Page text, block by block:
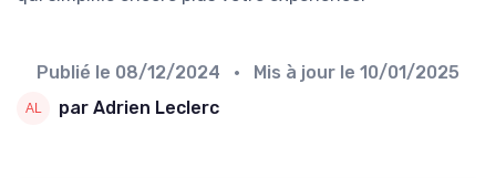
Publié le 08/12/2024 • Mis à jour le 10/01/2025
par Adrien Leclerc